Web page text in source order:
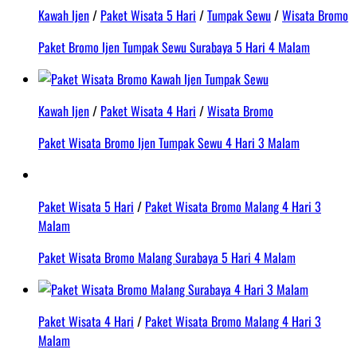
Kawah Ijen/ Paket Wisata 5 Hari /Tumpak Sewu/Wisata Bromo
Paket Bromo Ijen Tumpak Sewu Surabaya 5 Hari 4 Malam
Kawah Ijen/ Paket Wisata 4 Hari /Wisata Bromo
Paket Wisata Bromo Ijen Tumpak Sewu 4 Hari 3 Malam
Paket Wisata 5 Hari / Paket Wisata Bromo Malang 4 Hari 3
Malam
Paket Wisata Bromo Malang Surabaya 5 Hari 4 Malam
Paket Wisata 4 Hari / Paket Wisata Bromo Malang 4 Hari 3
Malam